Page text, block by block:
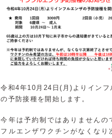
令和4年10月24日(月)よりインフ
の予防接種を開始します。
今年は予約制ではありませんの
フルエンザワクチンがなくなり